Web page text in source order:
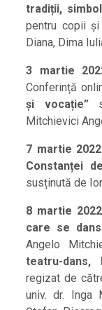
tradiții,
pentru copii și
Diana, Dima
3 martie
Conferință
și vocație”
Mitchievici
7 martie
Constanței
susținută de
8 martie
care se
Angelo
teatru-dans,
regizat de
univ. dr. Inga